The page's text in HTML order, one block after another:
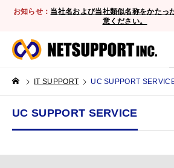
お知らせ： 当社名および当社類似名称をかたっ
意ください。
IT SUPPORT UC SUPPORT
UC SUPPORT SERVICE